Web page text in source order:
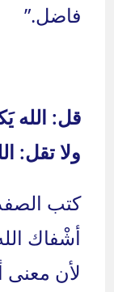
فاضل.”
قل: الله
ولا تقل:
كتب
أشْفاك
لأن